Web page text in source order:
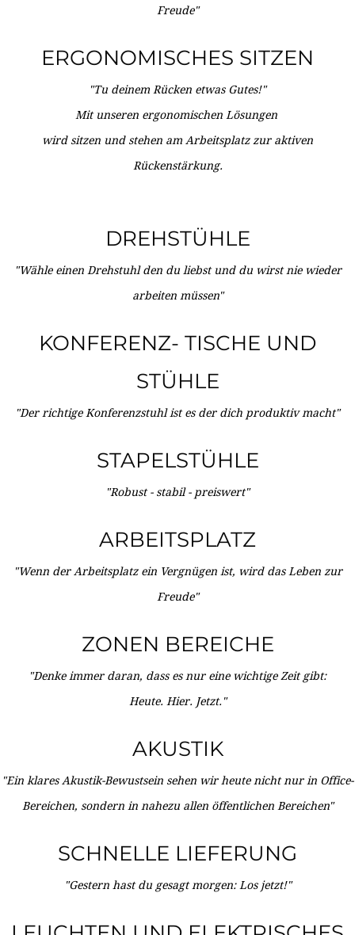
Freude"
ERGONOMISCHES SITZEN
"Tu deinem Rücken etwas Gutes!"
Mit unseren ergonomischen Lösungen
wird sitzen und stehen am Arbeitsplatz zur aktiven
Rückenstärkung.
DREHSTÜHLE
"Wähle einen Drehstuhl den du liebst und du wirst nie wieder
arbeiten müssen"
KONFERENZ- TISCHE UND
STÜHLE
"Der richtige Konferenzstuhl ist es der dich produktiv macht"
STAPELSTÜHLE
"Robust - stabil - preiswert"
ARBEITSPLATZ
"Wenn der Arbeitsplatz ein Vergnügen ist, wird das Leben zur
Freude"
ZONEN BEREICHE
"Denke immer daran, dass es nur eine wichtige Zeit gibt:
Heute. Hier. Jetzt."
AKUSTIK
"Ein klares Akustik-Bewustsein sehen wir heute nicht nur in Office-
Bereichen, sondern in nahezu allen öffentlichen Bereichen"
SCHNELLE LIEFERUNG
"Gestern hast du gesagt morgen: Los jetzt!"